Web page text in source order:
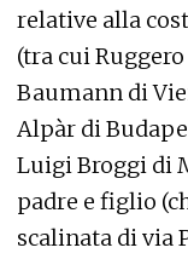
relative alla
(tra cui
Baumann di
Alpàr di
Luigi Broggi di
padre e figlio
scalinata di via